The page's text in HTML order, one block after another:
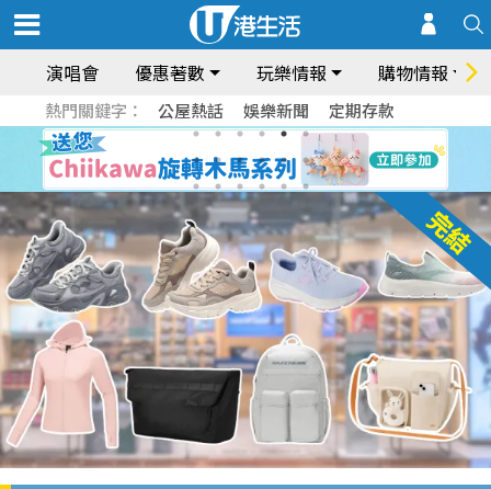
演唱會 優惠著數 玩樂情報 購物情報
熱門關鍵字： 公屋熱話 娛樂新聞 定期存款